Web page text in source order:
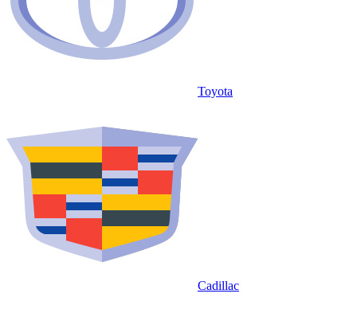
Toyota
Cadillac